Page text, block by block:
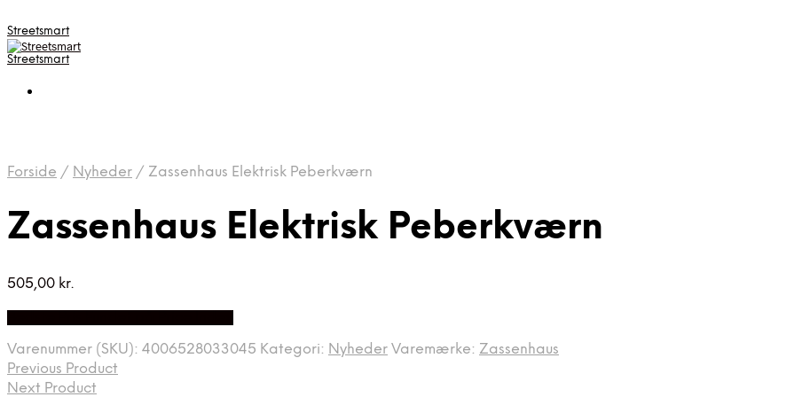
Streetsmart
Streetsmart
Forside / Nyheder / Zassenhaus Elektrisk Peberkværn
Zassenhaus Elektrisk Peberkværn
505,00 kr.
Varenummer (SKU): 4006528033045 Kategori: Nyheder Varemærke: Zassenhaus
Previous Product
Next Product